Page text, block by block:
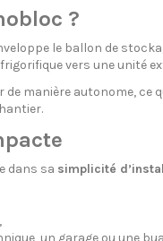
?
le ballon de
vers une unité
manière autonome,
dans sa simplicité
,
un garage ou une